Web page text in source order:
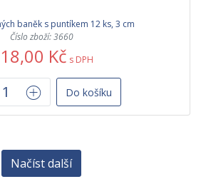
baněk s puntíkem 12 ks, 3 cm
Číslo zboží: 3660
Kč s DPH
Do košíku
Načíst další